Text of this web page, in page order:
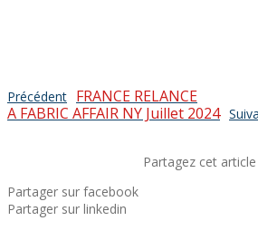
Précédent FRANCE RELANCE
A FABRIC AFFAIR NY Juillet 2024
Partagez cet article
Partager sur facebook
Partager sur linkedin